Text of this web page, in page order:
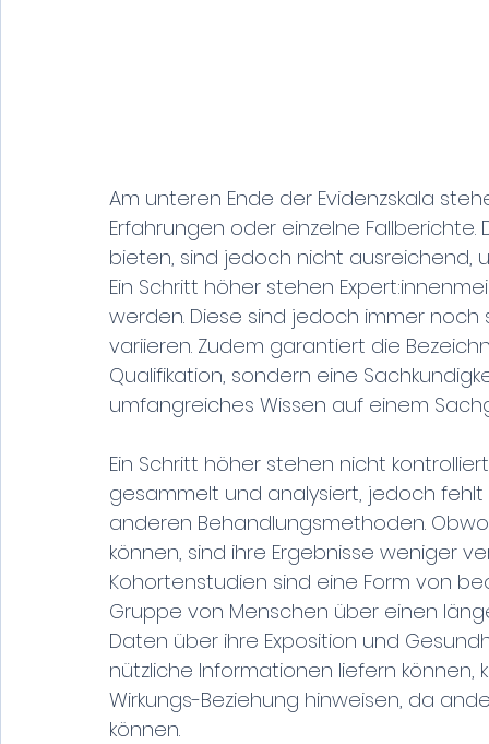
Am unteren Ende der Evidenzskala
Erfahrungen oder einzelne
bieten, sind jedoch nicht ausreichend,
Ein Schritt höher stehen
werden. Diese sind jedoch immer
variieren. Zudem garantiert die
Qualifikation, sondern eine
umfangreiches Wissen auf einem
Ein Schritt höher stehen nicht
gesammelt und analysiert, jedoch
anderen Behandlungsmethoden.
können, sind ihre Ergebnisse weniger
Kohortenstudien sind eine Form von
Gruppe von Menschen über einen
Daten über ihre Exposition und
nützliche Informationen liefern
Wirkungs-Beziehung hinweisen, da
können.